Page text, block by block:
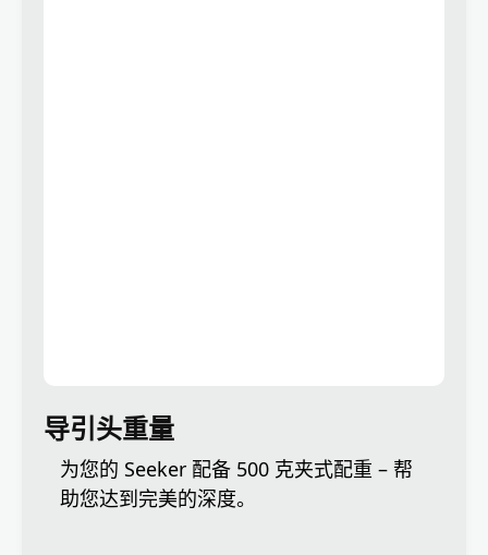
导引头重量
为您的 Seeker 配备 500 克夹式配重 – 帮
助您达到完美的深度。